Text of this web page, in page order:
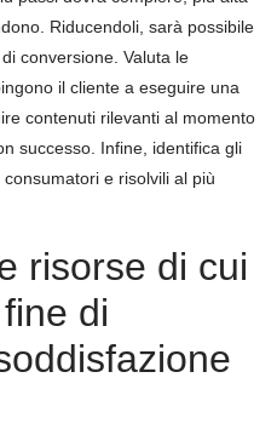
Riducendoli, sarà possibile
conversione. Valuta le
il cliente a eseguire una
contenuti rilevanti al momento
successo. Infine, identifica gli
e risolvili al più
risorse di cui
di